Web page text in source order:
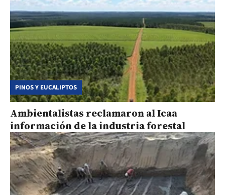
PINOS Y EUCALIPTOS
Ambientalistas reclamaron al Icaa
información de la industria forestal